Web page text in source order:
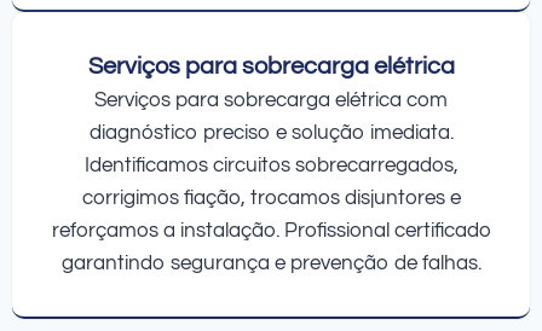
Serviços para sobrecarga elétrica
Serviços para sobrecarga elétrica com
diagnóstico preciso e solução imediata.
Identificamos circuitos sobrecarregados,
corrigimos fiação, trocamos disjuntores e
reforçamos a instalação. Profissional certificado
garantindo segurança e prevenção de falhas.